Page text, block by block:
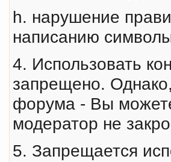
h. нарушение
написанию
4. Использовать
запрещено.
форума - Вы
модератор не
5. Запрещается